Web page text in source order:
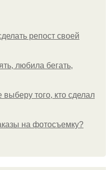
репост своей
любила бегать,
того, кто сделал
на фотосъемку?